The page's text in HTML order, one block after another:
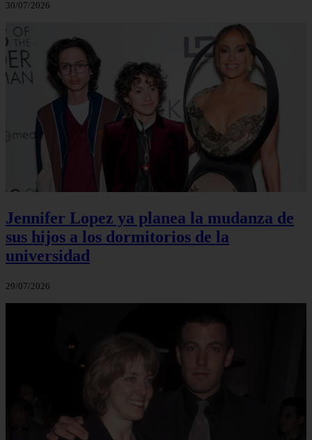
30/07/2026
Jennifer Lopez ya planea la mudanza de
sus hijos a los dormitorios de la
universidad
29/07/2026